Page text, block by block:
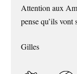
Attention aux
pense qu’ils
Gilles